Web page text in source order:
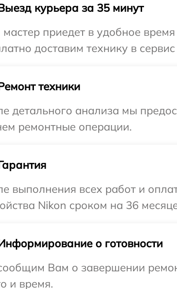
курьера за 35 минут
приедет в удобное
доставим технику в
техники
детального анализа мы
ремонтные операции.
выполнения всех работ и
Nikon сроком на 36
о готовности
Вам о завершении
и время.